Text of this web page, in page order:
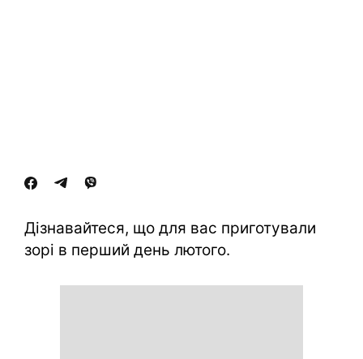
Дізнавайтеся, що для вас приготували
зорі в перший день лютого.